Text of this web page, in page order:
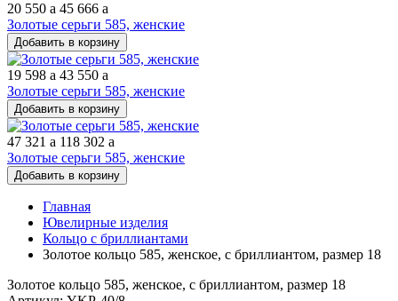
20 550 a 45 666 a
Золотые серьги 585, женские
Добавить в корзину
19 598 a 43 550 a
Золотые серьги 585, женские
Добавить в корзину
47 321 a 118 302 a
Золотые серьги 585, женские
Добавить в корзину
Главная
Ювелирные изделия
Кольцо с бриллиантами
Золотое кольцо 585, женское, с бриллиантом, размер 18
Золотое кольцо 585, женское, с бриллиантом, размер 18